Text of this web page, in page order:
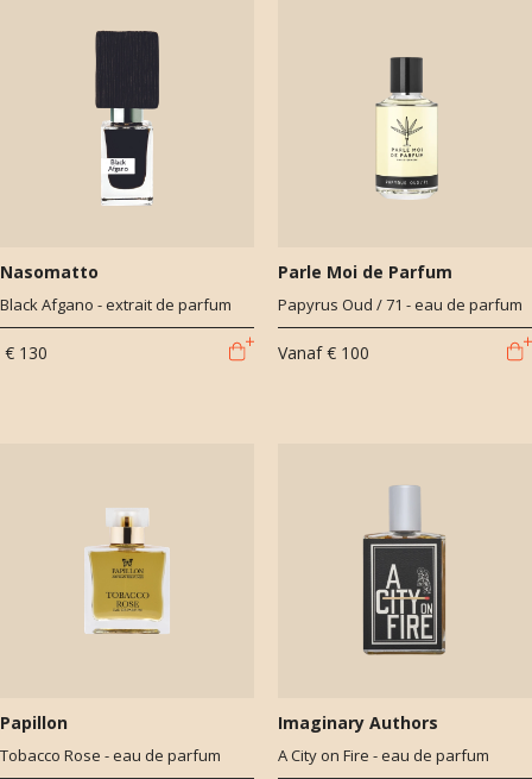
Nasomatto
Black Afgano - extrait de parfum
€ 130
Parle Moi de Parfum
Papyrus Oud / 71 - eau de parfum
Vanaf € 100
Papillon
Tobacco Rose - eau de parfum
Imaginary Authors
A City on Fire - eau de parfum